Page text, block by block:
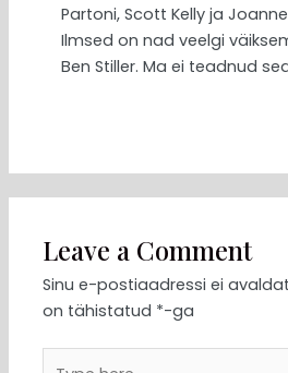
Partoni, Scott Kelly ja
Ilmsed on nad veelgi
Ben Stiller. Ma ei teadnud
Leave a Comment
Sinu e-postiaadressi ei
on tähistatud *-ga